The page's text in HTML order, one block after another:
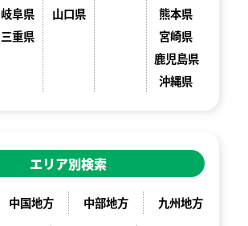
岐阜県
三重県
山口県
熊本県
宮崎県
鹿児島県
沖縄県
エリア別検索
中国地方 中部地方
九州地方